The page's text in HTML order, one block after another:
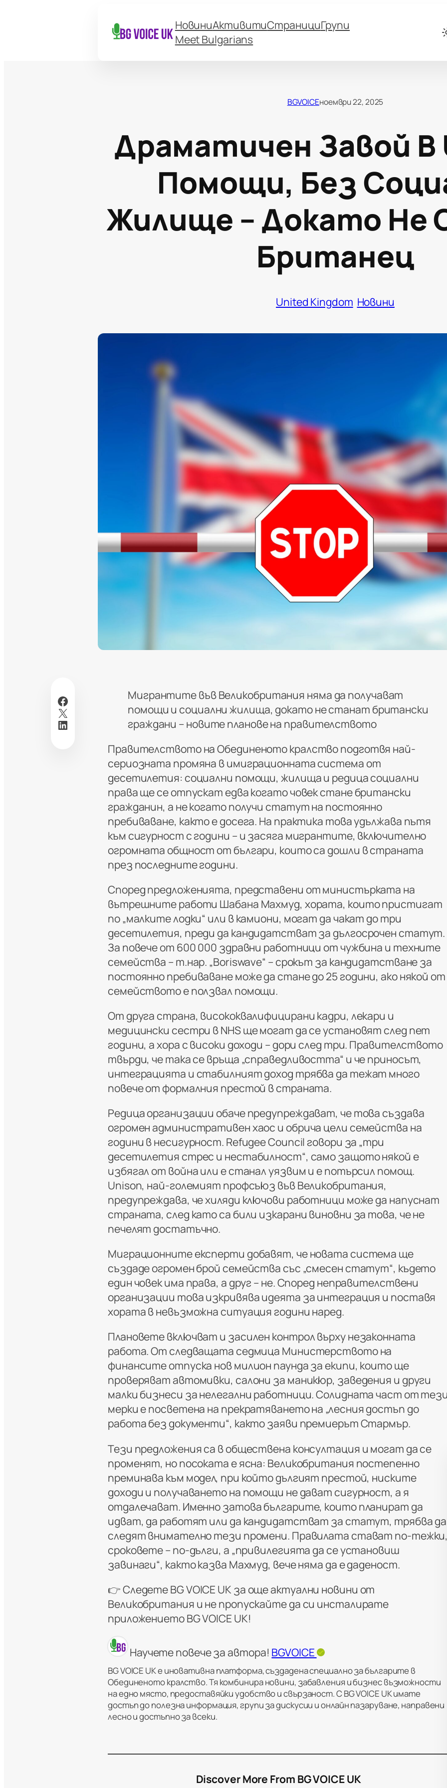
НовиниАктивитиСтранициГрупи
Meet Bulgarians
BGVOICEноември 22, 2025
Драматичен Завой В
Помощи, Без
Жилище – Докато Не
Британец
United Kingdom Новини
Facebook
X
LinkedIn
Мигрантите във Великобритания няма да получават
помощи и социални жилища, докато не станат британски
граждани – новите планове на правителството
Правителството на Обединеното кралство подготвя най-
сериозната промяна в имиграционната система от
десетилетия: социални помощи, жилища и редица социални
права ще се отпускат едва когато човек стане британски
гражданин, а не когато получи статут на постоянно
пребиваване, както е досега. На практика това удължава пътя
към сигурност с години – и засяга мигрантите, включително
огромната общност от българи, които са дошли в страната
през последните години.
Според предложенията, представени от министърката на
вътрешните работи Шабана Махмуд, хората, които пристигат
по „малките лодки“ или в камиони, могат да чакат до три
десетилетия, преди да кандидатстват за дългосрочен статут.
За повече от 600 000 здравни работници от чужбина и техните
семейства – т.нар. „Boriswave“ – срокът за кандидатстване за
постоянно пребиваване може да стане до 25 години, ако някой от
семейството е ползвал помощи.
От друга страна, висококвалифицирани кадри, лекари и
медицински сестри в NHS ще могат да се установят след пет
години, а хора с високи доходи – дори след три. Правителството
твърди, че така се връща „справедливостта“ и че приносът,
интеграцията и стабилният доход трябва да тежат много
повече от формалния престой в страната.
Редица организации обаче предупреждават, че това създава
огромен административен хаос и обрича цели семейства на
години в несигурност. Refugee Council говори за „три
десетилетия стрес и нестабилност“, само защото някой е
избягал от война или е станал уязвим и е потърсил помощ.
Unison, най-големият профсъюз във Великобритания,
предупреждава, че хиляди ключови работници може да напуснат
страната, след като са били изкарани виновни за това, че не
печелят достатъчно.
Миграционните експерти добавят, че новата система ще
създаде огромен брой семейства със „смесен статут“, където
един човек има права, а друг – не. Според неправителствени
организации това изкривява идеята за интеграция и поставя
хората в невъзможна ситуация години наред.
Плановете включват и засилен контрол върху незаконната
работа. От следващата седмица Министерството на
финансите отпуска нов милион паунда за екипи, които ще
проверяват автомивки, салони за маникюр, заведения и други
малки бизнеси за нелегални работници. Солидната част от тези
мерки е посветена на прекратяването на „лесния достъп до
работа без документи“, както заяви премиерът Стармър.
Тези предложения са в обществена консултация и могат да се
променят, но посоката е ясна: Великобритания постепенно
преминава към модел, при който дългият престой, ниските
доходи и получаването на помощи не дават сигурност, а я
отдалечават. Именно затова българите, които планират да
идват, да работят или да кандидатстват за статут, трябва да
следят внимателно тези промени. Правилата стават по-тежки,
сроковете – по-дълги, а „привилегията да се установиш
завинаги“, както казва Махмуд, вече няма да е даденост.
👉 Следете BG VOICE UK за още актуални новини от
Великобритания и не пропускайте да си инсталирате
приложението BG VOICE UK!
Научете повече за автора! BGVOICE
BG VOICE UK е иновативна платформа, създадена специално за българите в
Обединеното кралство. Тя комбинира новини, забавления и бизнес възможности
на едно място, предоставяйки удобство и свързаност. С BG VOICE UK имате
достъп до полезна информация, групи за дискусии и онлайн пазаруване, направени
лесно и достъпно за всеки.
Discover More From BG VOICE UK